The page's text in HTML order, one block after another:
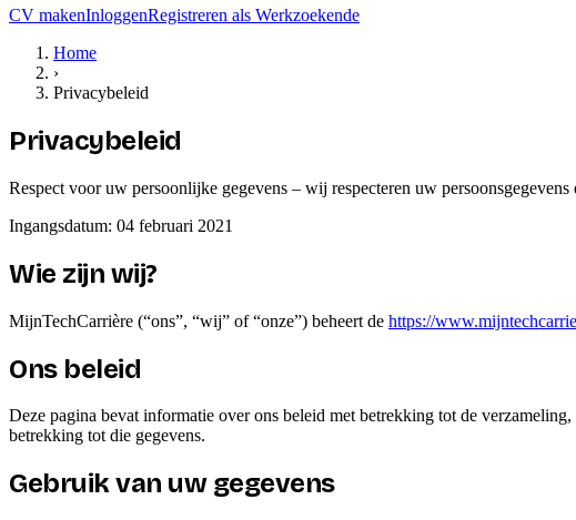
CV makenInloggenRegistreren als Werkzoekende
Home
›
Privacybeleid
Privacybeleid
Respect voor uw persoonlijke gegevens – wij respecteren uw
Ingangsdatum: 04 februari 2021
Wie zijn wij?
MijnTechCarrière (“ons”, “wij” of “onze”) beheert de https://
Ons beleid
Deze pagina bevat informatie over ons beleid met betrekking tot de
betrekking tot die gegevens.
Gebruik van uw gegevens